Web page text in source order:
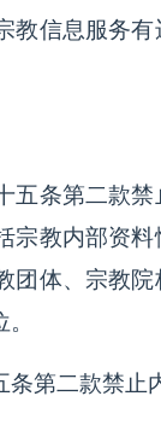
教信息服务
五条第二款
宗教内部资
团体、宗教
第二款禁止